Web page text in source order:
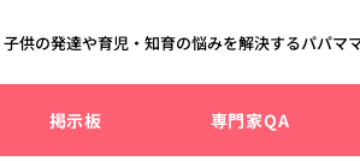
子供の発達や育児・知育の悩みを解決するパパマ
掲示板 専門家QA